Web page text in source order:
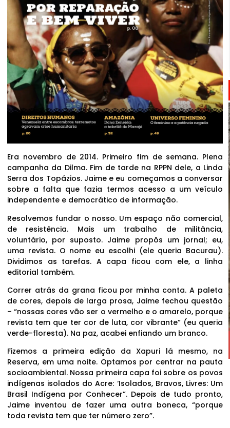
Era novembro de 2014. Primeiro fim de semana. Plena
campanha da Dilma. Fim de tarde na RPPN dele, a Linda
Serra dos Topázios. Jaime e eu começamos a conversar
sobre a falta que fazia termos acesso a um veículo
independente e democrático de informação.
Resolvemos fundar o nosso. Um espaço não comercial,
de resistência. Mais um trabalho de militância,
voluntário, por suposto. Jaime propôs um jornal; eu,
uma revista. O nome eu escolhi (ele queria Bacurau).
Dividimos as tarefas. A capa ficou com ele, a linha
editorial também.
Correr atrás da grana ficou por minha conta. A paleta
de cores, depois de larga prosa, Jaime fechou questão
– “nossas cores vão ser o vermelho e o amarelo, porque
revista tem que ter cor de luta, cor vibrante” (eu queria
verde-floresta). Na paz, acabei enfiando um branco.
Fizemos a primeira edição da Xapuri lá mesmo, na
Reserva, em uma noite. Optamos por centrar na pauta
socioambiental. Nossa primeira capa foi sobre os povos
indígenas isolados do Acre: ‘Isolados, Bravos, Livres: Um
Brasil Indígena por Conhecer”. Depois de tudo pronto,
Jaime inventou de fazer uma outra boneca, “porque
toda revista tem que ter número zero”.